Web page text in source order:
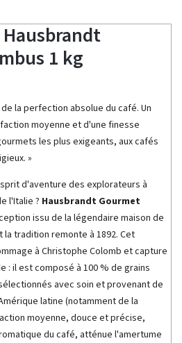
1 kg
la perfection absolue du café. Un
moyenne et d'une finesse
les plus exigeants, aux cafés
»
d'aventure des explorateurs à
l'Italie ? Hausbrandt Gourmet
issu de la légendaire maison de
tradition remonte à 1892. Cet
à Christophe Colomb et capture
: il est composé à 100 % de grains
avec soin et provenant de
latine (notamment de la
moyenne, douce et précise,
du café, atténue l'amertume